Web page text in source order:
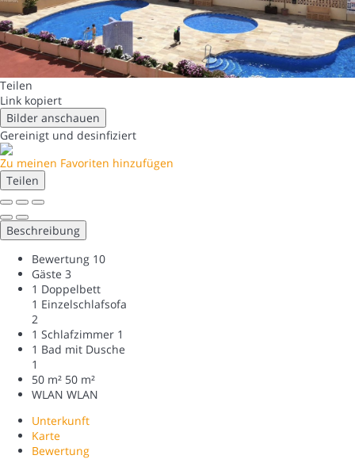
Teilen
Link kopiert
Bilder anschauen
Gereinigt und desinfiziert
Zu meinen Favoriten hinzufügen
Teilen
Beschreibung
Bewertung 10
Gäste 3
1 Doppelbett
1 Einzelschlafsofa
2
1 Schlafzimmer 1
1 Bad mit Dusche
1
50 m² 50 m²
WLAN WLAN
Unterkunft
Karte
Bewertung